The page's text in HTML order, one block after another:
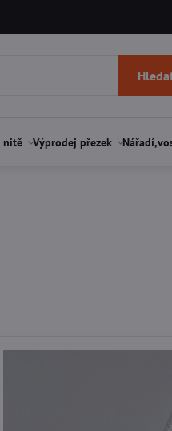
nitě Výprodej přezek